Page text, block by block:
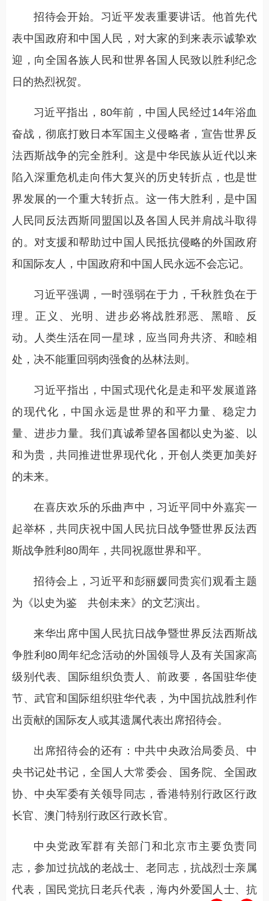
招待会开始。习近平发表重要讲话。他首先代
表中国政府和中国人民，对大家的到来表示诚挚欢
迎，向全国各族人民和世界各国人民致以胜利纪念
日的热烈祝贺。
习近平指出，80年前，中国人民经过14年浴血
奋战，彻底打败日本军国主义侵略者，宣告世界反
法西斯战争的完全胜利。这是中华民族从近代以来
陷入深重危机走向伟大复兴的历史转折点，也是世
界发展的一个重大转折点。这一伟大胜利，是中国
人民同反法西斯同盟国以及各国人民并肩战斗取得
的。对支援和帮助过中国人民抵抗侵略的外国政府
和国际友人，中国政府和中国人民永远不会忘记。
习近平强调，一时强弱在于力，千秋胜负在于
理。正义、光明、进步必将战胜邪恶、黑暗、反
动。人类生活在同一星球，应当同舟共济、和睦相
处，决不能重回弱肉强食的丛林法则。
习近平指出，中国式现代化是走和平发展道路
的现代化，中国永远是世界的和平力量、稳定力
量、进步力量。我们真诚希望各国都以史为鉴、以
和为贵，共同推进世界现代化，开创人类更加美好
的未来。
在喜庆欢乐的乐曲声中，习近平同中外嘉宾一
起举杯，共同庆祝中国人民抗日战争暨世界反法西
斯战争胜利80周年，共同祝愿世界和平。
招待会上，习近平和彭丽媛同贵宾们观看主题
为《以史为鉴 共创未来》的文艺演出。
来华出席中国人民抗日战争暨世界反法西斯战
争胜利80周年纪念活动的外国领导人及有关国家高
级别代表、国际组织负责人、前政要，各国驻华使
节、武官和国际组织驻华代表，为中国抗战胜利作
出贡献的国际友人或其遗属代表出席招待会。
出席招待会的还有：中共中央政治局委员、中
央书记处书记，全国人大常委会、国务院、全国政
协、中央军委有关领导同志，香港特别行政区行政
长官、澳门特别行政区行政长官。
中央党政军群有关部门和北京市主要负责同
志，参加过抗战的老战士、老同志，抗战烈士亲属
代表，国民党抗日老兵代表，海内外爱国人士、抗